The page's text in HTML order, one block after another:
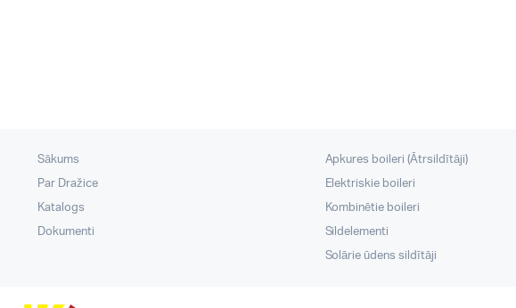
Sākums
Par Dražice
Katalogs
Dokumenti
Apkures boileri (Ātrsildītāji)
Elektriskie boileri
Kombinētie boileri
Sildelementi
Solārie ūdens sildītāji